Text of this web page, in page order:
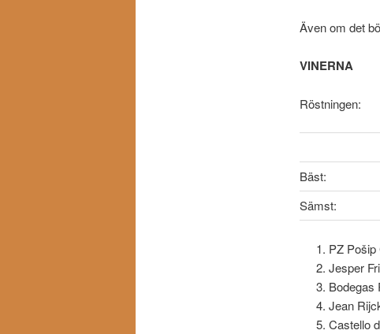
Även om det
VINERNA
Röstningen:
Bäst:
Sämst:
PZ
Jesper
Bodegas
Jean
Castello